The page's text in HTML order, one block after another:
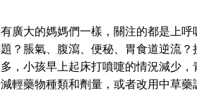
大的媽媽們一樣，關注的都是上呼
？脹氣、腹瀉、便秘、胃食道逆流
，小孩早上起床打噴嚏的情況減少
輕藥物種類和劑量，或者改用中草